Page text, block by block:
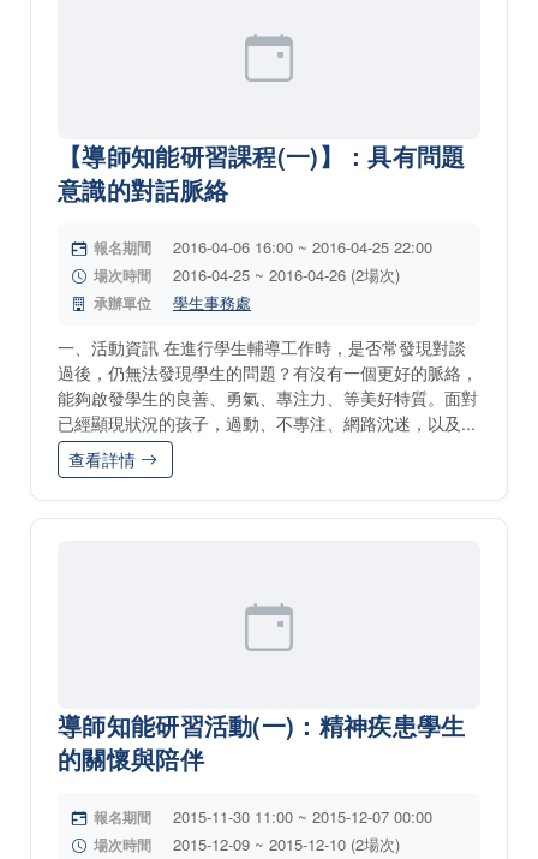
【導師知能研習課程(一)】：具有問題
意識的對話脈絡
報名期間 2016-04-06 16:00 ~ 2016-04-25 22:00
場次時間 2016-04-25 ~ 2016-04-26 (2場次)
承辦單位 學生事務處
一、活動資訊 在進行學生輔導工作時，是否常發現對談
過後，仍無法發現學生的問題？有沒有一個更好的脈絡，
能夠啟發學生的良善、勇氣、專注力、等美好特質。面對
已經顯現狀況的孩子，過動、不專注、網路沈迷，以及...
查看詳情
導師知能研習活動(一)：精神疾患學生
的關懷與陪伴
報名期間 2015-11-30 11:00 ~ 2015-12-07 00:00
場次時間 2015-12-09 ~ 2015-12-10 (2場次)